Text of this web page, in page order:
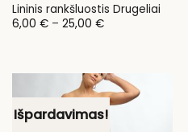
Lininis rankšluostis Drugeliai
6,00 € – 25,00 €Price
Išpardavimas!